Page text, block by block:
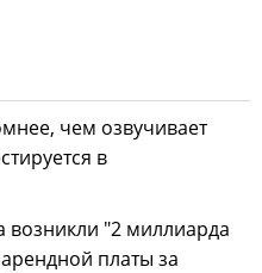
чем озвучивает
в
возникли "2 миллиарда
платы за